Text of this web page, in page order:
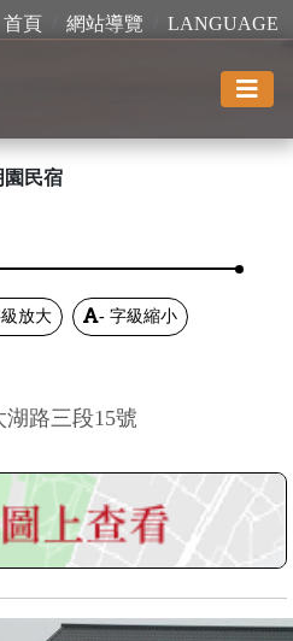
首頁 網站導覽 LANGUAGE
園民宿
放大 - 字級縮小
路三段15號